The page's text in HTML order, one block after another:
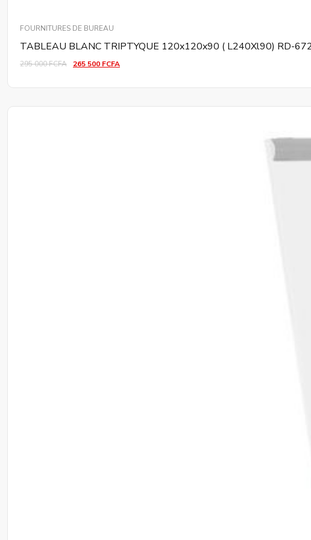
FOURNITURES DE BUREAU
TABLEAU BLANC TRIPTYQUE 120x120x90 ( L240Xl90) RD-
295 000FCFA 265 500 FCFA